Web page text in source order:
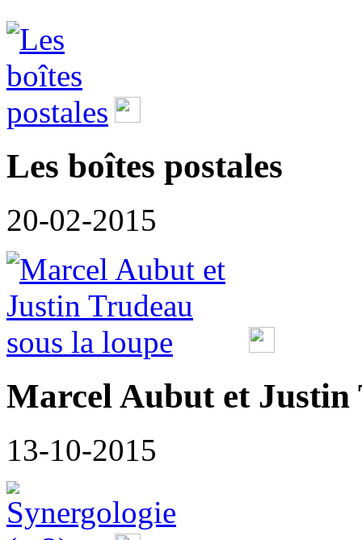
Les boîtes postales
20-02-2015
Marcel Aubut et Justin
13-10-2015